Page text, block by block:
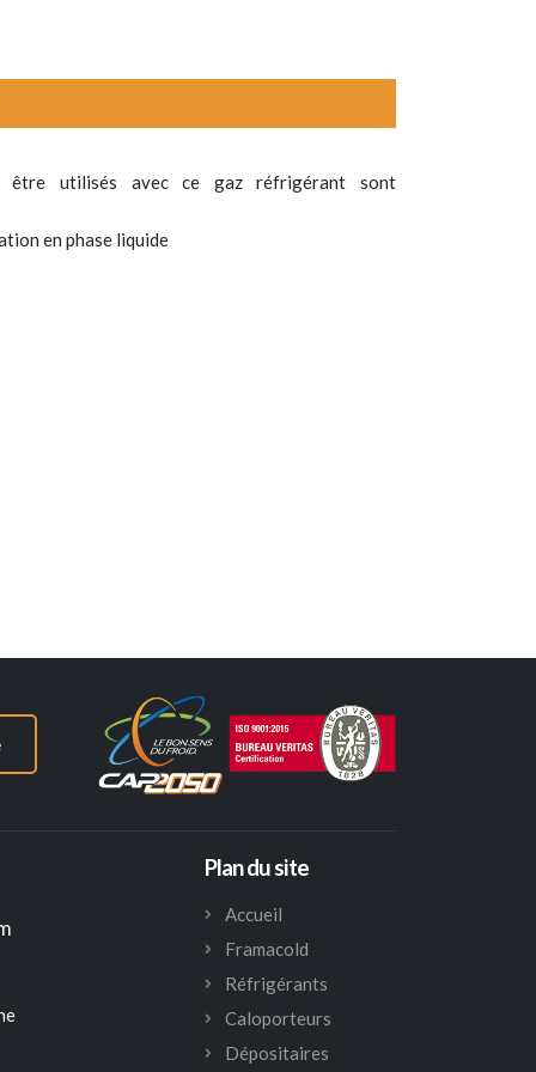
être utilisés avec ce gaz réfrigérant sont
en phase liquide
Plan du site
Accueil
Framacold
Réfrigérants
Caloporteurs
Dépositaires